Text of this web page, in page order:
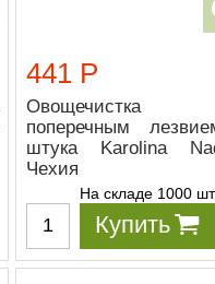
441 Р
поперечным
штука Karolina
Чехия
На складе 1000 шт
Купить